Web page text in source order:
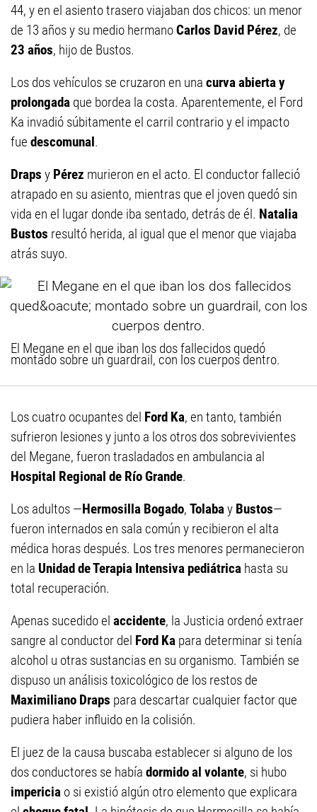
44, y en el asiento trasero viajaban dos chicos: un menor
de 13 años y su medio hermanoCarlos David Pérez, de
23 años, hijo de Bustos.
Los dos vehículos se cruzaron en una curva abierta y
prolongada que bordea la costa. Aparentemente, el Ford
Ka invadió súbitamente el carril contrario y el impacto
fue descomunal.
Draps y Pérez murieron en el acto. El conductor falleció
atrapado en su asiento, mientras que el joven quedó sin
vida en el lugar donde iba sentado, detrás de él. Natalia
Bustos resultó herida, al igual que el menor que viajaba
atrás suyo.
El Megane en el que iban los dos fallecidos quedó
montado sobre un guardrail, con los cuerpos dentro.
Los cuatro ocupantes del Ford Ka, en tanto, también
sufrieron lesiones y junto a los otros dos sobrevivientes
del Megane, fueron trasladados en ambulancia al
Hospital Regional de Río Grande.
Los adultos —Hermosilla Bogado, Tolabay Bustos—
fueron internados en sala común y recibieron el alta
médica horas después. Los tres menores permanecieron
en la Unidad de Terapia Intensiva pediátrica hasta su
total recuperación.
Apenas sucedido el accidente, la Justicia ordenó extraer
sangre al conductor del Ford Ka para determinar si tenía
alcohol u otras sustancias en su organismo. También se
dispuso un análisis toxicológico de los restos de
Maximiliano Draps para descartar cualquier factor que
pudiera haber influido en la colisión.
El juez de la causa buscaba establecer si alguno de los
dos conductores se había dormido al volante, si hubo
impericia o si existió algún otro elemento que explicara